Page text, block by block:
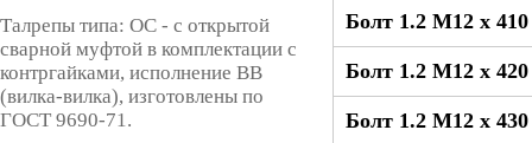
Болт 1.2 М12 x
Болт 1.2 М12 x
Болт 1.2 М12 x
Талрепы типа: ОС - с открытой
сварной муфтой в комплектации с
контргайками, исполнение ВВ
(вилка-вилка), изготовлены по
ГОСТ 9690-71.